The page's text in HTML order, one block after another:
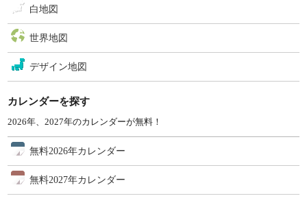
白地図
世界地図
デザイン地図
カレンダーを探す
2026年、2027年のカレンダーが無料！
無料2026年カレンダー
無料2027年カレンダー